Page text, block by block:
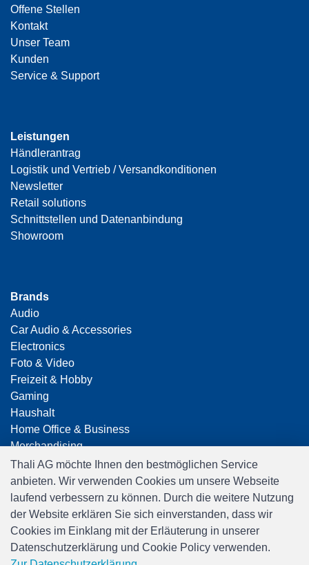
Offene Stellen
Kontakt
Unser Team
Kunden
Service & Support
Leistungen
Händlerantrag
Logistik und Vertrieb / Versandkonditionen
Newsletter
Retail solutions
Schnittstellen und Datenanbindung
Showroom
Brands
Audio
Car Audio & Accessories
Electronics
Foto & Video
Freizeit & Hobby
Gaming
Haushalt
Home Office & Business
Merchandising
Smart Home
Spielwaren
Travel
Thali AG möchte Ihnen den bestmöglichen Service
anbieten. Wir verwenden Cookies um unsere Webseite
laufend verbessern zu können. Durch die weitere Nutzung
der Website erklären Sie sich einverstanden, dass wir
Cookies im Einklang mit der Erläuterung in unserer
Datenschutzerklärung und Cookie Policy verwenden.